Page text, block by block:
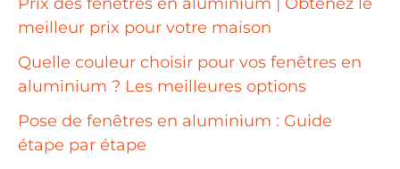
meilleur prix pour votre maison
Quelle couleur choisir pour vos fenêtres en
aluminium ? Les meilleures options
Pose de fenêtres en aluminium : Guide
étape par étape